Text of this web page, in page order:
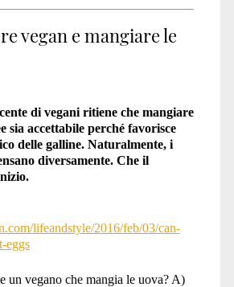
vegan e mangiare le
di vegani ritiene che mangiare
sia accettabile perché favorisce
delle galline. Naturalmente, i
diversamente. Che il
lifeandstyle/2016/feb/03/can-
eggs
un vegano che mangia le uova? A)